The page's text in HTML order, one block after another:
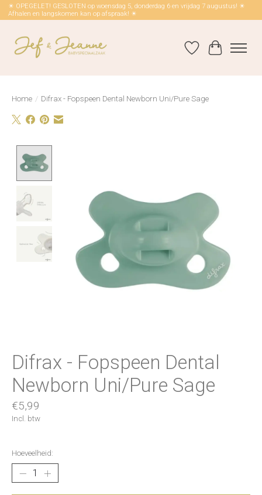
☀ OPEGELET! GESLOTEN op woensdag 5, donderdag 6 en vrijdag 7 augustus! ☀
Afhalen en langskomen kan op afspraak! ☀
Verlanglijst
Home / Difrax - Fopspeen Dental Newborn Uni/Pure Sage
Difrax - Fopspeen Dental
Newborn Uni/Pure Sage
€5,99
Incl. btw
Hoeveelheid: